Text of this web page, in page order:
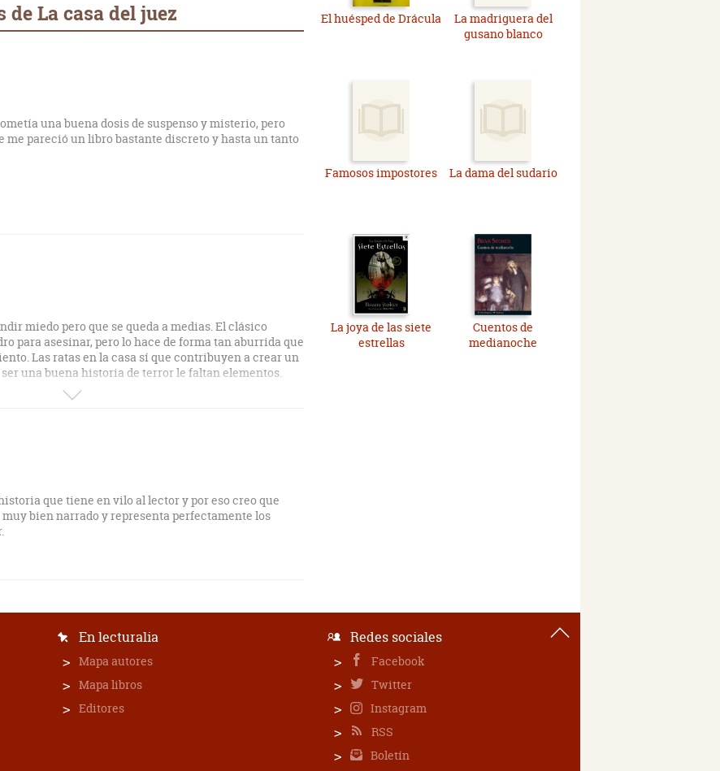
La casa del juez
una buena dosis de suspenso y misterio, pero
me pareció un libro bastante discreto y hasta un tanto
miedo pero que se queda a medias. El clásico
para asesinar, pero lo hace de forma tan aburrida que
Las ratas en la casa sí que contribuyen a crear un
una buena historia de terror le faltan elementos.
que tiene en vilo al lector y por eso creo que
bien narrado y representa perfectamente los
El huésped de Drácula
La madriguera del
gusano blanco
Famosos impostores La dama del sudario
La joya de las siete
estrellas
Cuentos de
medianoche
En lecturalia
Mapa autores
Mapa libros
Editores
Redes sociales
Facebook
Twitter
Instagram
RSS
Boletín